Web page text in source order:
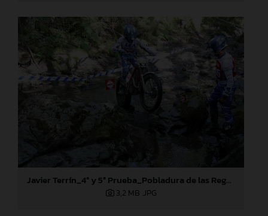
Javier Terrín_4ª y 5ª Prueba_Pobladura de las Regueras (León)
3,2 MB .JPG